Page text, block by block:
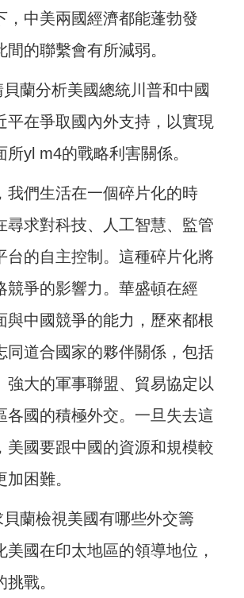
，中美兩國經濟都能蓬勃發
間的聯繫會有所減弱。
蘭分析美國總統川普和中國
平在爭取國內外支持，以實現
yl m4的戰略利害關係。
我們生活在一個碎片化的時
尋求對科技、人工智慧、監管
台的自主控制。這種碎片化將
競爭的影響力。華盛頓在經
與中國競爭的能力，歷來都根
同道合國家的夥伴關係，包括
強大的軍事聯盟、貿易協定以
各國的積極外交。一旦失去這
美國要跟中國的資源和規模較
困難。
蘭檢視美國有哪些外交籌
美國在印太地區的領導地位，
戰。